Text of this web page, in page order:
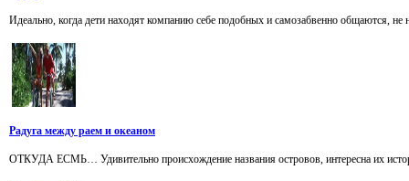
Идеально, когда дети находят компанию себе подобных и самозабвенно общаются,
Радуга между раем и океаном
ОТКУДА ЕСМЬ… Удивительно происхождение названия островов, интересна их